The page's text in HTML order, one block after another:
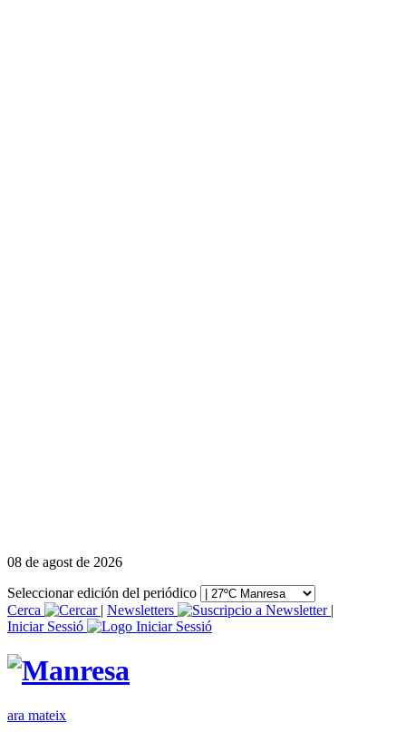
08 de agost de 2026
Seleccionar edición del periódico
Cerca
| Newsletters
|
Iniciar Sessió
ara mateix